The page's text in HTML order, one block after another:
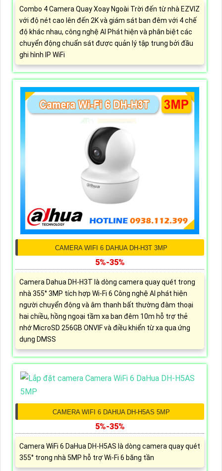
Combo 4 Camera Quay Xoay Ngoài Trời đến từ nhà EZVIZ
với độ nét cao lên đến 2K và giám sát ban đêm với 4 chế
độ khác nhau, công nghệ AI Phát hiện và phân biệt các
chuyển động chuẩn sát được quản lý tập trung bởi đầu
ghi hình IP WiFi
CAMERA WIFI 6 DAHUA DH-H3T 3MP
5%-35%
Camera Dahua DH-H3T là dòng camera quay quét trong
nhà 355° 3MP tích hợp Wi-Fi 6 Công nghệ AI phát hiện
người chuyển động và âm thanh bất thường đàm thoại
hai chiều, hồng ngoại tầm xa ban đêm 10m hỗ trợ thẻ
nhớ MicroSD 256GB ONVIF và điều khiển từ xa qua ứng
dụng DMSS
CAMERA WIFI 6 DAHUA DH-H5AS 5MP
5%-35%
Camera WiFi 6 DaHua DH-H5AS là dòng camera quay quét
355° trong nhà 5MP hỗ trợ Wi-Fi 6 băng tần